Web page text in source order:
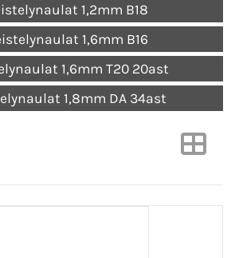
1,2mm B18
1,6mm B16
1,6mm T20 20ast
1,8mm DA 34ast